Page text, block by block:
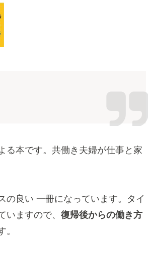
る本です。共働き夫婦が仕事と家
の良い 一冊になっています。タイ
いますので、 復帰後からの働き方
。